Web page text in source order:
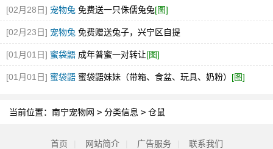
[02月28日] 宠物兔 免费送一只侏儒兔兔[图]
[02月23日] 宠物兔 免费赠送兔子，兴宁区自提
[01月01日] 蜜袋鼯 成年普蜜一对转让[图]
[01月01日] 蜜袋鼯 蜜袋鼯妹妹（带箱、食盆、玩具、奶粉） [图]
当前位置： 南宁宠物网 > 分类信息 > 仓鼠
首页 网站简介 广告服务 联系我们